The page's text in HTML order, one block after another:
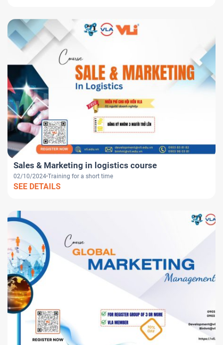
Sales & Marketing in logistics course
02/10/2024 Training for a short time
SEE DETAILS